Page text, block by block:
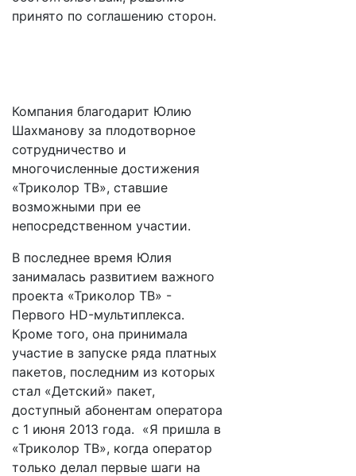
принято по соглашению сторон.
Компания благодарит Юлию
Шахманову за плодотворное
сотрудничество и
многочисленные достижения
«Триколор ТВ», ставшие
возможными при ее
непосредственном участии.
В последнее время Юлия
занималась развитием важного
проекта «Триколор ТВ» -
Первого HD-мультиплекса.
Кроме того, она принимала
участие в запуске ряда платных
пакетов, последним из которых
стал «Детский» пакет,
доступный абонентам оператора
с 1 июня 2013 года. «Я пришла в
«Триколор ТВ», когда оператор
только делал первые шаги на